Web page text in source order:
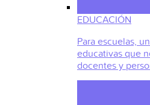
EDUCACIÓN
Para escuelas,
educativas que
docentes y